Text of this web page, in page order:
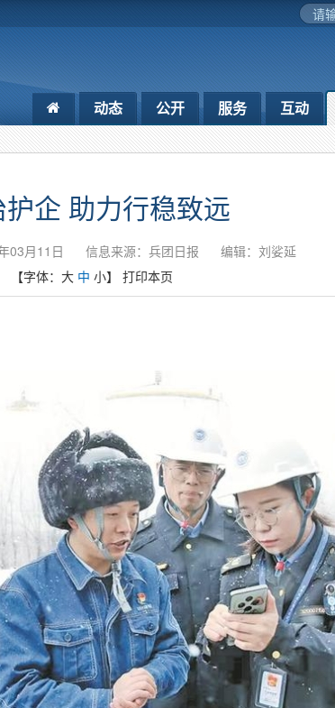
动态 公开 服务 互动
护企 助力行稳致远
03月11日 信息来源：兵团日报
编辑：刘娑延
【字体： 大 中 小】 打印本页